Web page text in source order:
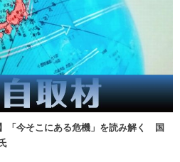
「今そこにある危機」を読み解く 国